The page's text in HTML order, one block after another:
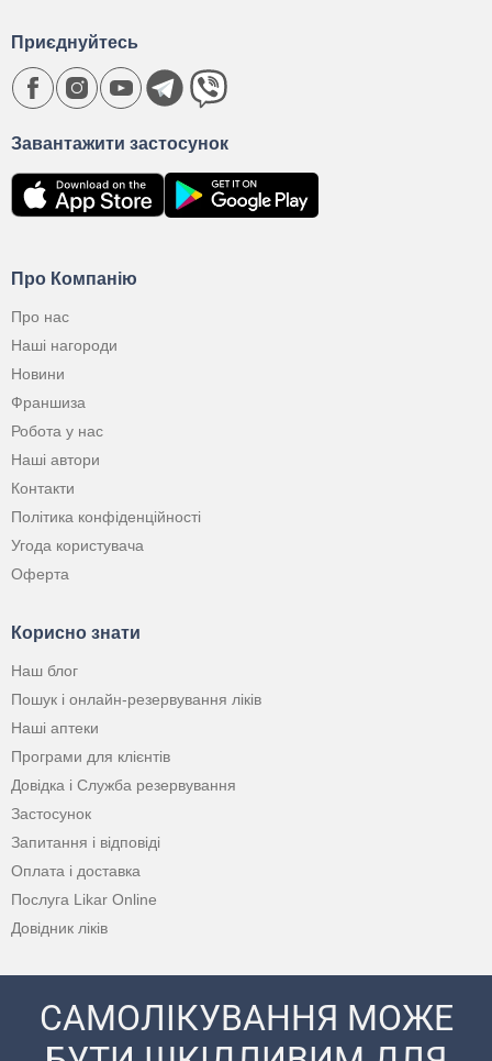
Про Компанію
Про нас
Наші нагороди
Новини
Франшиза
Робота у нас
Наші автори
Контакти
Політика конфіденційності
Угода користувача
Оферта
Корисно знати
Наш блог
Пошук і онлайн-резервування ліків
Наші аптеки
Програми для клієнтів
Довідка і Служба резервування
Застосунок
Запитання і відповіді
Оплата і доставка
Послуга Likar Online
Довідник ліків
Завантажити застосунок
Приєднуйтесь
САМОЛІКУВАННЯ МОЖЕ